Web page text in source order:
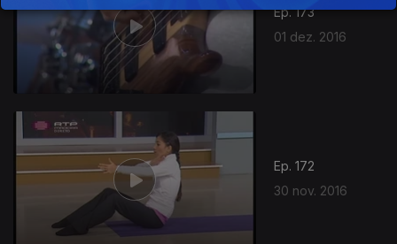
Ep. 173
01 dez. 2016
Ep. 172
30 nov. 2016